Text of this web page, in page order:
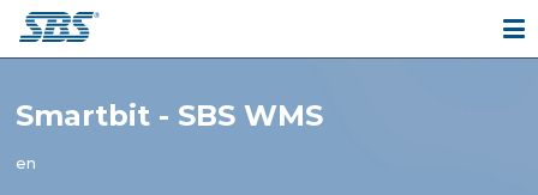
Smartbit - SBS WMS
en